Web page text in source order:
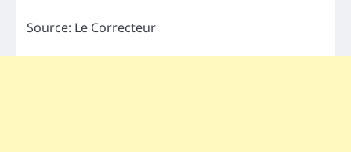
Source: Le Correcteur